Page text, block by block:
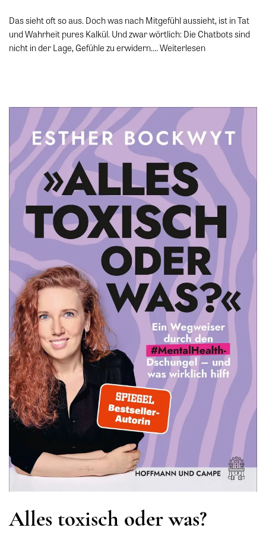
Das sieht oft so aus. Doch was nach Mitgefühl aussieht, ist in Tat
und Wahrheit pures Kalkül. Und zwar wörtlich: Die Chatbots sind
nicht in der Lage, Gefühle zu erwidern.…Weiterlesen
Alles toxisch oder was?